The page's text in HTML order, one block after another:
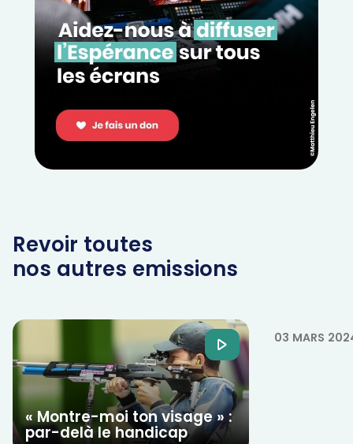
Revoir toutes
nos autres emissions
« Montre-moi ton visage » :
par-delà le handicap
03 MARS